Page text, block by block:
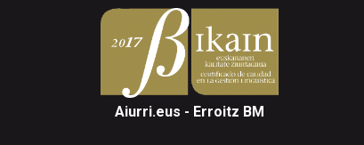
Aiurri.eus - Erroitz BM